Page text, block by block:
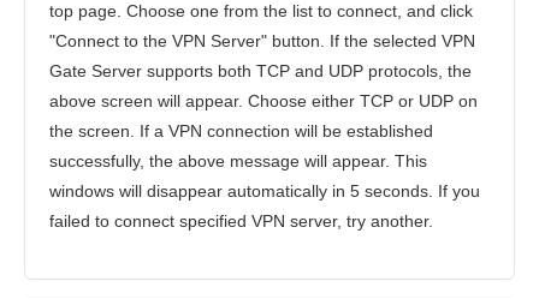
top page. Choose one from the list to connect, and click
"Connect to the VPN Server" button. If the selected VPN
Gate Server supports both TCP and UDP protocols, the
above screen will appear. Choose either TCP or UDP on
the screen. If a VPN connection will be established
successfully, the above message will appear. This
windows will disappear automatically in 5 seconds. If you
failed to connect specified VPN server, try another.